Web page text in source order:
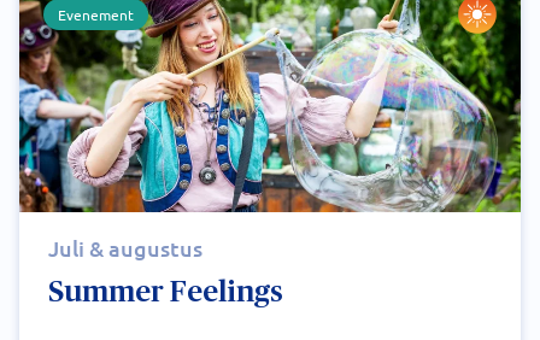
Evenement
Juli & augustus
Summer Feelings